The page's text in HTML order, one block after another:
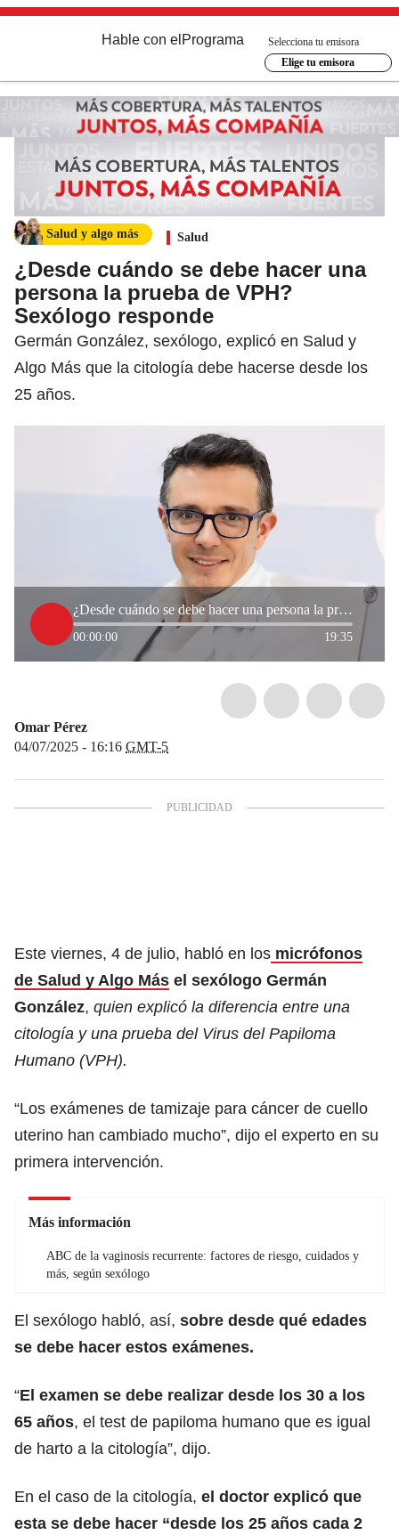
Hable con el Programa
Selecciona tu emisora
Elige tu emisora
Salud y algo más Salud
¿Desde cuándo se debe hacer una
persona la prueba de VPH?
Sexólogo responde
Germán González, sexólogo, explicó en Salud y
Algo Más que la citología debe hacerse desde los
25 años.
¿Desde cuándo se debe hacer una persona la prueba de VPH? Sexólogo responde
00:00:00 19:35
Omar Pérez
04/07/2025 - 16:16 GMT-5
Este viernes, 4 de julio, habló en los micrófonos
de Salud y Algo Más el sexólogo Germán
González, quien explicó la diferencia entre una
citología y una prueba del Virus del Papiloma
Humano (VPH).
“Los exámenes de tamizaje para cáncer de cuello
uterino han cambiado mucho”, dijo el experto en su
primera intervención.
Más información
ABC de la vaginosis recurrente: factores de riesgo, cuidados y
más, según sexólogo
El sexólogo habló, así, sobre desde qué edades
se debe hacer estos exámenes.
“El examen se debe realizar desde los 30 a los
65 años, el test de papiloma humano que es igual
de harto a la citología”, dijo.
En el caso de la citología, el doctor explicó que
esta se debe hacer “desde los 25 años cada 2